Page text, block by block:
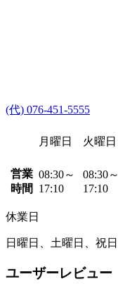
(代) 076-451-5555
月曜日 火曜日
営業
時間
08:30～
17:10
08:30～
17:10
休業日
日曜日、土曜日、祝日
ユーザーレビュー